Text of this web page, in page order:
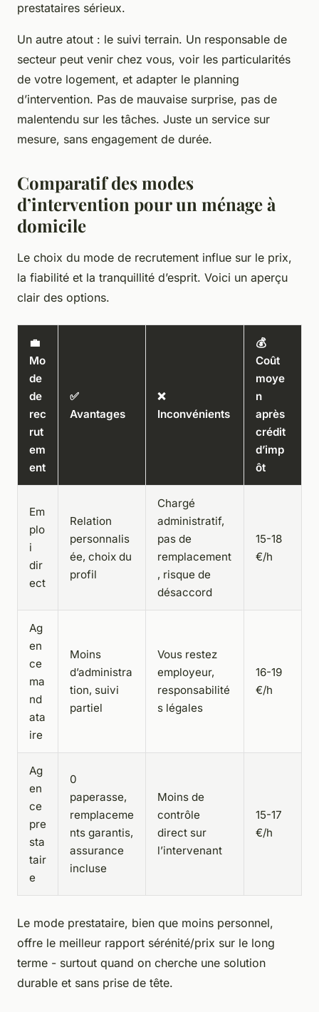
prestataires sérieux.
Un autre atout : le suivi terrain. Un responsable de
secteur peut venir chez vous, voir les particularités
de votre logement, et adapter le planning
d’intervention. Pas de mauvaise surprise, pas de
malentendu sur les tâches. Juste un service sur
mesure, sans engagement de durée.
Comparatif des modes
d’intervention pour un ménage à
domicile
Le choix du mode de recrutement influe sur le prix,
la fiabilité et la tranquillité d’esprit. Voici un aperçu
clair des options.
💼
Mo
de
de
rec
rut
em
ent
✅
Avantages
❌
Inconvénients
💰
Coût
moye
n
après
crédit
d’imp
ôt
Em
plo
i
dir
ect
Relation
personnalis
ée, choix du
profil
Chargé
administratif,
pas de
remplacement
, risque de
désaccord
15-18
€/h
Ag
en
ce
ma
nd
ata
ire
Moins
d’administra
tion, suivi
partiel
Vous restez
employeur,
responsabilité
s légales
16-19
€/h
Ag
en
ce
pre
sta
tair
e
0
paperasse,
remplaceme
nts garantis,
assurance
incluse
Moins de
contrôle
direct sur
l’intervenant
15-17
€/h
Le mode prestataire, bien que moins personnel,
offre le meilleur rapport sérénité/prix sur le long
terme - surtout quand on cherche une solution
durable et sans prise de tête.